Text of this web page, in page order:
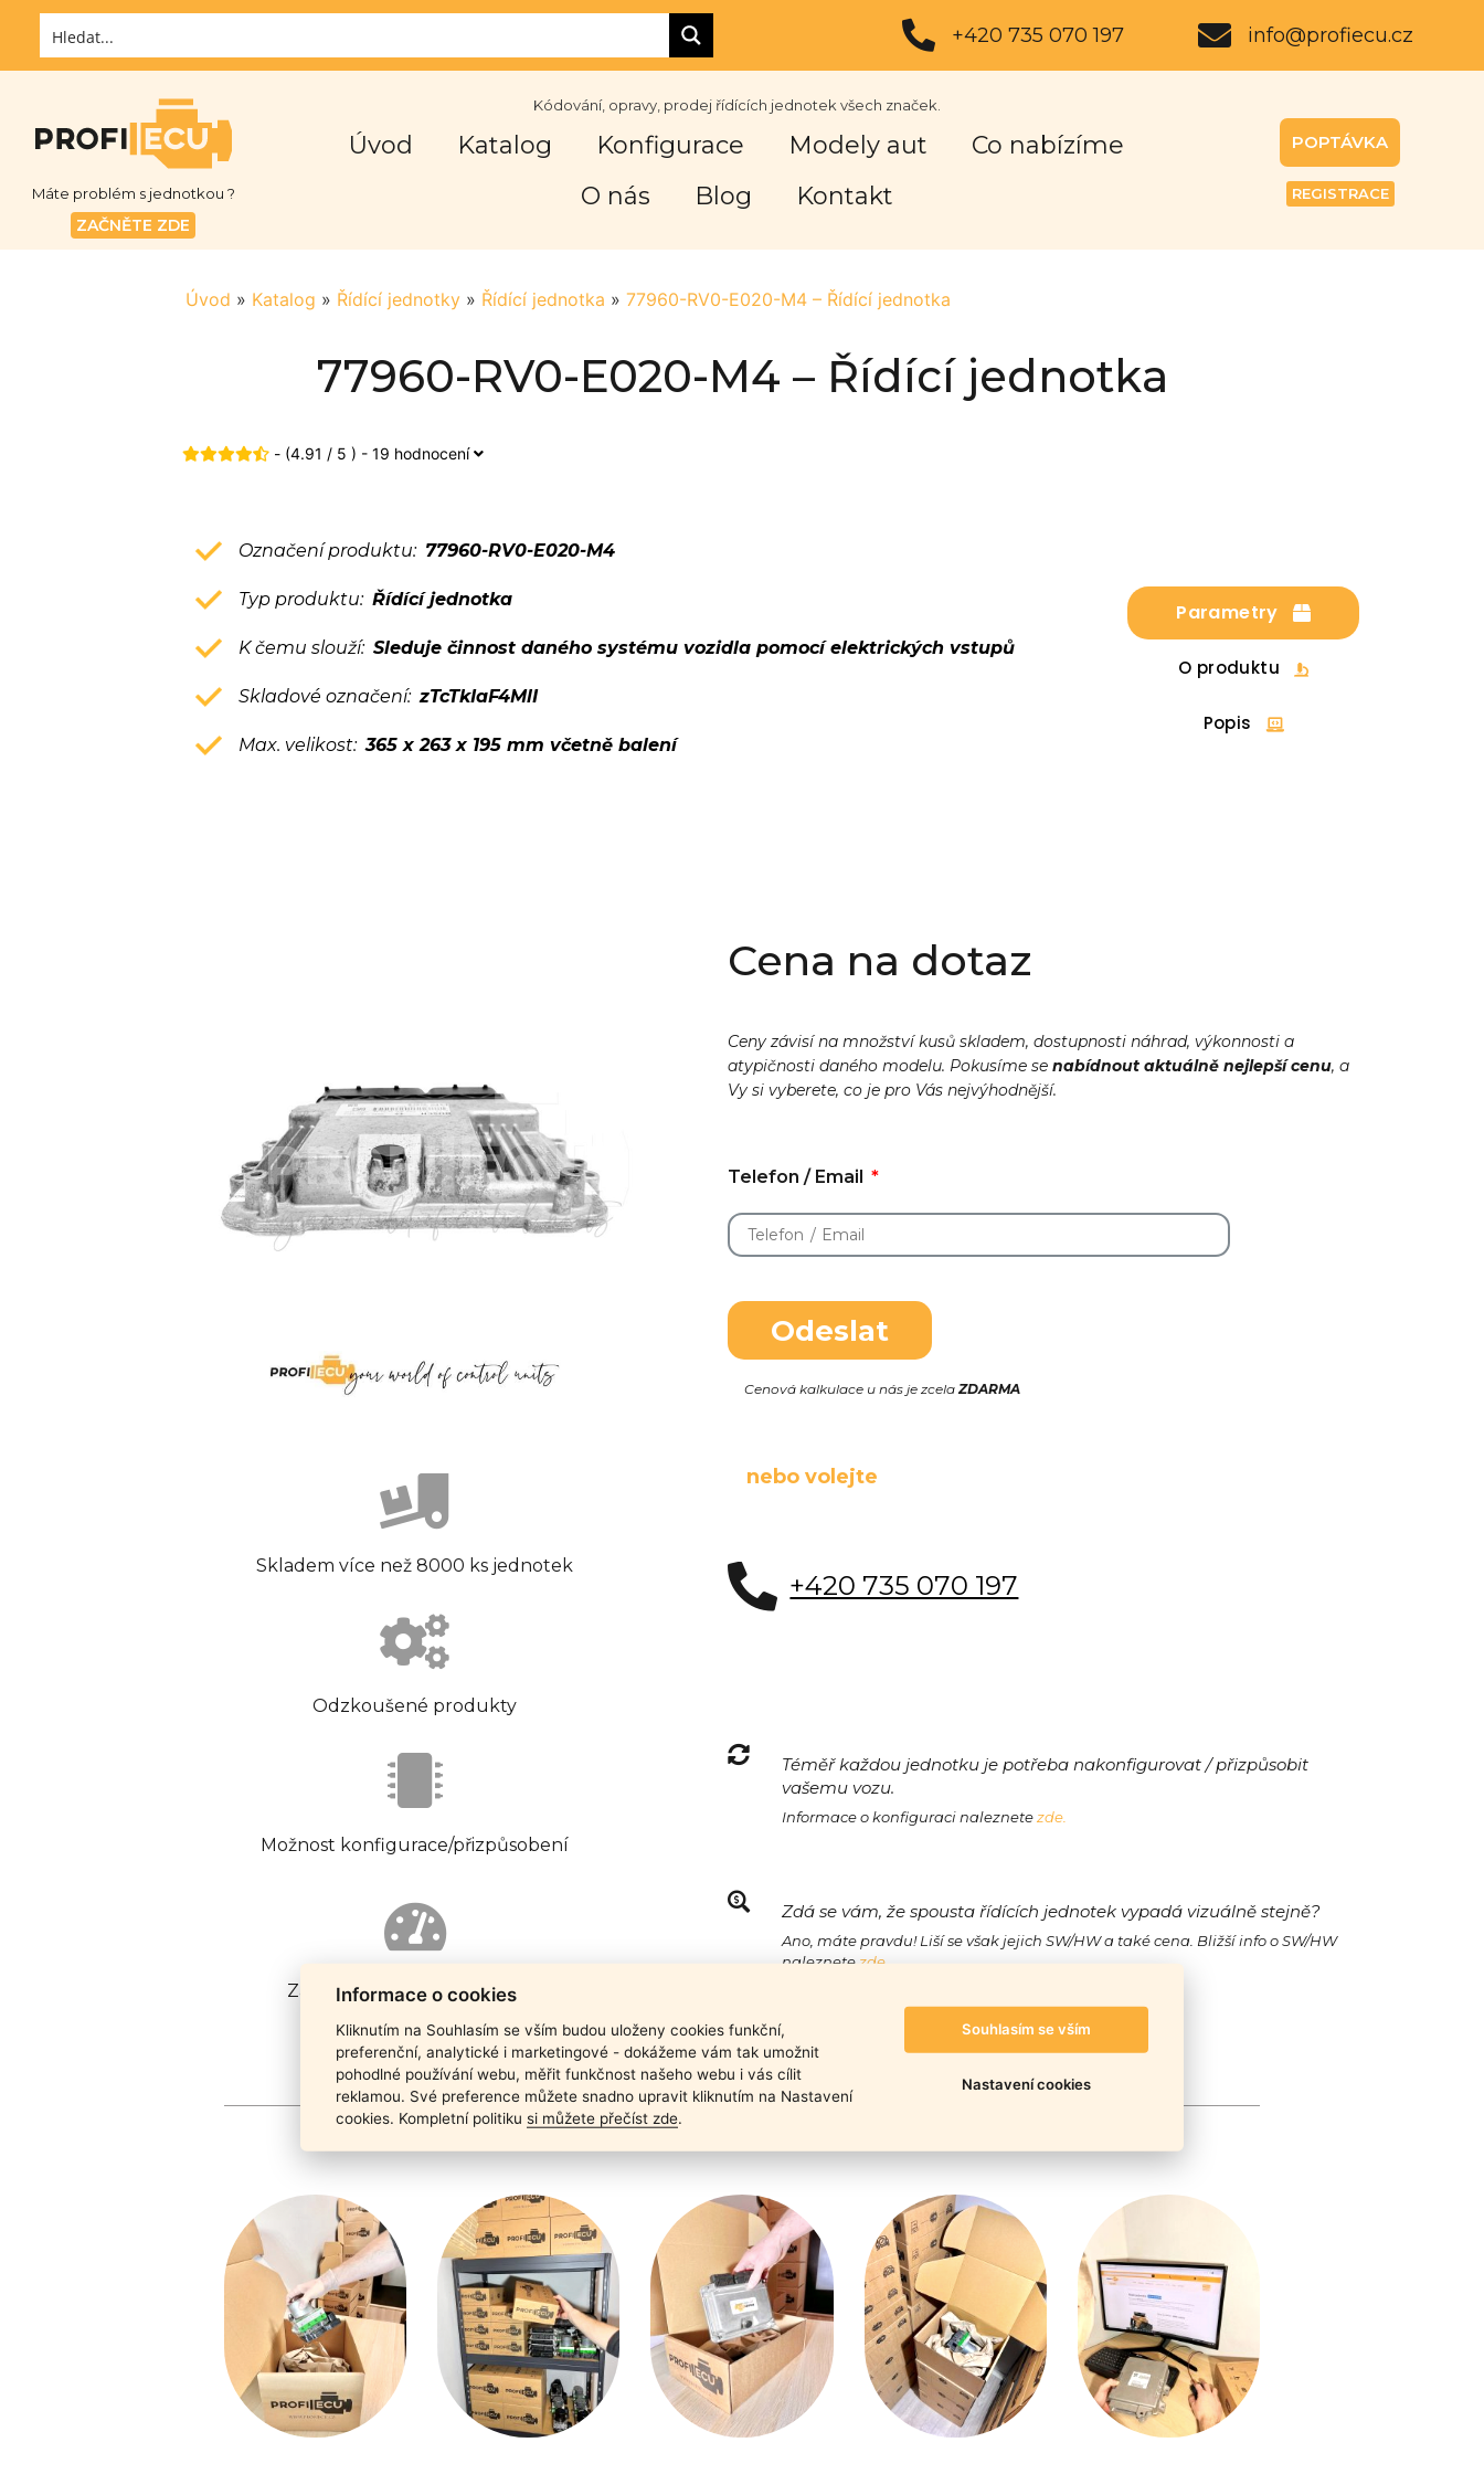
+420 735 070 197 info@profiecu.cz
Máte problém s jednotkou ?
ZAČNĚTE ZDE
Kódování, opravy, prodej řídících jednotek všech značek.
Úvod Katalog Konfigurace Modely aut
Co nabízíme
O nás
Blog Kontakt
POPTÁVKA
REGISTRACE
Úvod » Katalog » Řídící jednotky » Řídící jednotka » 77960-RV0-E020-M4 – Řídící jednotka
77960-RV0-E020-M4 – Řídící jednotka
- (4.91 / 5 ) - 19 hodnocení
Parametry
O produktu
Popis
Označení produktu: 77960-RV0-E020-M4
Typ produktu: Řídící jednotka
K čemu slouží: Sleduje činnost daného systému vozidla pomocí elektrických vstupů
Skladové označení:zTcTkIaF4MlI
Max. velikost:365 x 263 x 195 mm včetně balení
Skladem více než 8000 ks jednotek
Odzkoušené produkty
Možnost konfigurace/přizpůsobení
Záruka funkčnosti produktu
Cena na dotaz
Ceny závisí na množství kusů skladem, dostupnosti náhrad, výkonnosti a
atypičnosti daného modelu. Pokusíme senabídnout aktuálně nejlepší cenu, a
Vy si vyberete, co je pro Vás nejvýhodnější.
Telefon / Email
Odeslat
Cenová kalkulace u nás je zcelaZDARMA
nebo volejte
+420 735 070 197
Téměř každou jednotku je potřeba nakonfigurovat / přizpůsobit
vašemu vozu.
Informace o konfiguraci naleznetezde.
Zdá se vám, že spousta řídících jednotek vypadá vizuálně stejně?
Ano, máte pravdu! Liší se však jejich SW/HW a také cena. Bližší info o SW/HW
naleznete zde.
Informace o cookies
Kliknutím na Souhlasím se vším budou uloženy cookies funkční,
preferenční, analytické i marketingové - dokážeme vám tak umožnit
pohodlné používání webu, měřit funkčnost našeho webu i vás cílit
reklamou. Své preference můžete snadno upravit kliknutím na Nastavení
cookies. Kompletní politiku si můžete přečíst zde.
Souhlasím se vším
Nastavení cookies